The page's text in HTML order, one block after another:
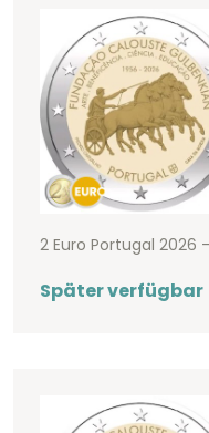
2 Euro Portugal 2026
Später verfügbar